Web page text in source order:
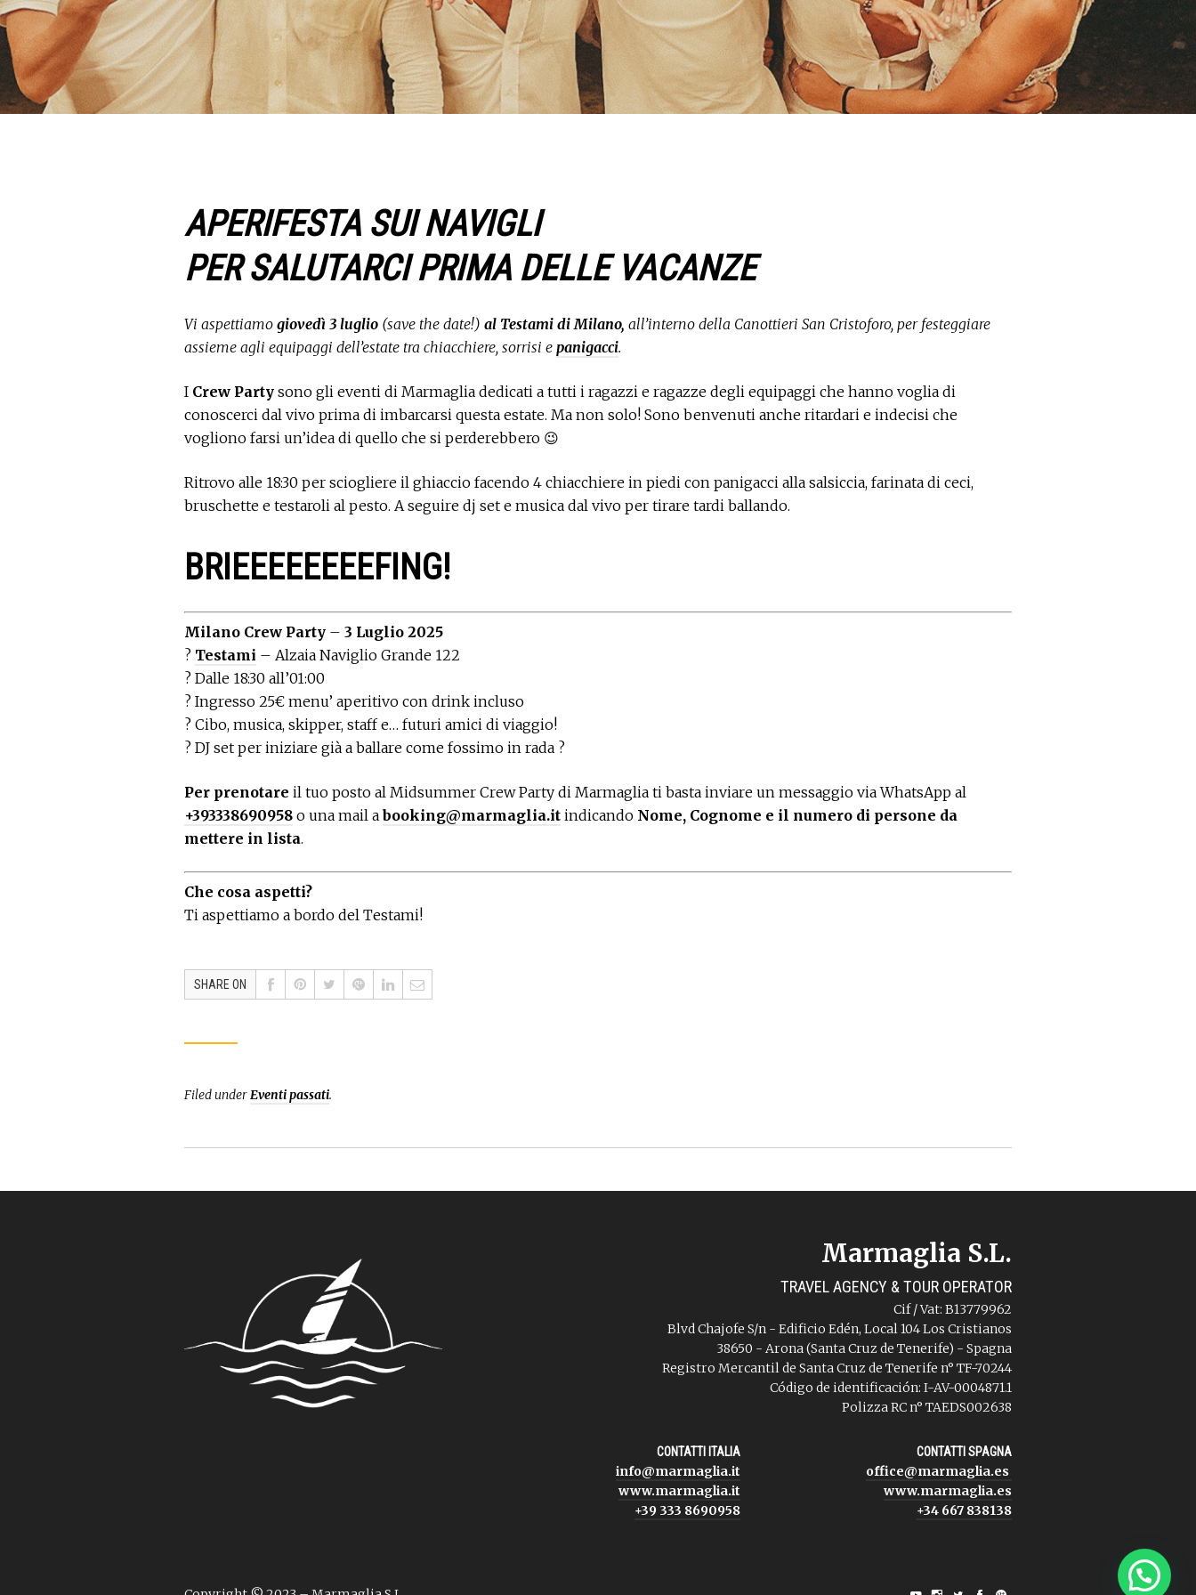
APERIFESTA SUI NAVIGLI
PER SALUTARCI PRIMA DELLE VACANZE
Vi aspettiamo giovedì 3 luglio (save the date!) al Testami di Milano, all’interno della Canottieri San Cristoforo, per festeggiare
assieme agli equipaggi dell’estate tra chiacchiere, sorrisi e panigacci.
I Crew Party sono gli eventi di Marmaglia dedicati a tutti i ragazzi e ragazze degli equipaggi che hanno voglia di
conoscerci dal vivo prima di imbarcarsi questa estate. Ma non solo! Sono benvenuti anche ritardari e indecisi che
vogliono farsi un’idea di quello che si perderebbero 😉
Ritrovo alle 18:30 per sciogliere il ghiaccio facendo 4 chiacchiere in piedi con panigacci alla salsiccia, farinata di ceci,
bruschette e testaroli al pesto. A seguire dj set e musica dal vivo per tirare tardi ballando.
BRIEEEEEEEEFING!
Milano Crew Party – 3 Luglio 2025
? Testami – Alzaia Naviglio Grande 122
? Dalle 18:30 all’01:00
? Ingresso 25€ menu’ aperitivo con drink incluso
? Cibo, musica, skipper, staff e… futuri amici di viaggio!
? DJ set per iniziare già a ballare come fossimo in rada ?
Per prenotare il tuo posto al Midsummer Crew Party di Marmaglia ti basta inviare un messaggio via WhatsApp al
+393338690958 o una mail abooking@marmaglia.it indicando Nome, Cognome e il numero di persone da
mettere in lista.
Che cosa aspetti?
Ti aspettiamo a bordo del Testami!
SHARE ON
Filed underEventi passati.
Marmaglia S.L.
TRAVEL AGENCY & TOUR OPERATOR
Cif / Vat: B13779962
Blvd Chajofe S/n - Edificio Edén, Local 104 Los Cristianos
38650 - Arona (Santa Cruz de Tenerife) - Spagna
Registro Mercantil de Santa Cruz de Tenerife n° TF-70244
Código de identificación: I-AV-0004871.1
Polizza RC n° TAEDS002638
CONTATTI ITALIA
info@marmaglia.it
www.marmaglia.it
+39 333 8690958
CONTATTI SPAGNA
office@marmaglia.es
www.marmaglia.es
+34 667 838138